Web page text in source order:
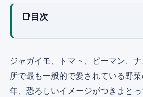
📑 目次
炎症との関連：科学的真実は
ナス科野菜への過敏症を特
去・負荷試験
ジャガイモ、トマト、ピーマン、
所で最も一般的で愛されている野
年、恐ろしいイメージがつきまと